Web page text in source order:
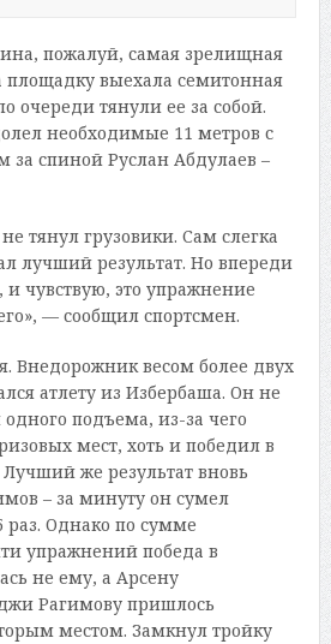
пожалуй, самая зрелищная
площадку выехала семитонная
очереди тянули ее за собой.
необходимые 11 метров с
за спиной Руслан Абдулаев –
тянул грузовики. Сам слегка
лучший результат. Но впереди
чувствую, это упражнение
— сообщил спортсмен.
Внедорожник весом более двух
атлету из Избербаша. Он не
подъема, из-за чего
мест, хоть и победил в
же результат вновь
– за минуту он сумел
Однако по сумме
упражнений победа в
не ему, а Арсену
Рагимову пришлось
местом. Замкнул тройку